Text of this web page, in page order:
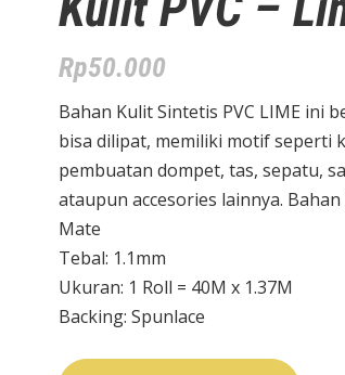
Rp50.000
Bahan Kulit Sintetis PVC LIME ini
bisa dilipat, memiliki motif seperti
pembuatan dompet, tas, sepatu,
ataupun accesories lainnya.
Mate
Tebal: 1.1mm
Ukuran: 1 Roll = 40M x 1.37M
Backing: Spunlace